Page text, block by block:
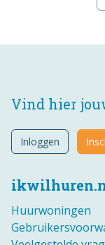
Huurwoningen
Vind hier
Inloggen